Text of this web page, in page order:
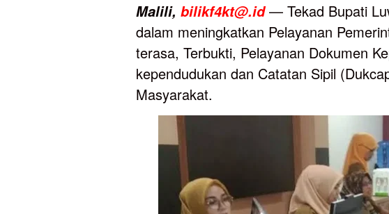
Malili, bilikf4kt@.id— Tekad Bupati
dalam meningkatkan Pelayanan
terasa, Terbukti, Pelayanan Dokumen
kependudukan dan Catatan Sipil
Masyarakat.